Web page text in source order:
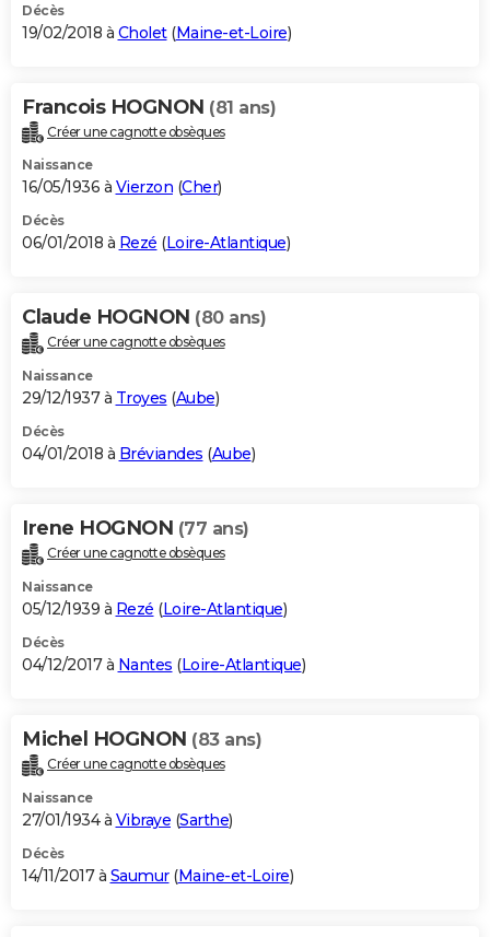
Décès
19/02/2018 à Cholet(Maine-et-Loire)
Francois HOGNON (81 ans)
Créer une cagnotte obsèques
Naissance
16/05/1936 à Vierzon (Cher)
Décès
06/01/2018 à Rezé (Loire-Atlantique)
Claude HOGNON (80 ans)
Créer une cagnotte obsèques
Naissance
29/12/1937 à Troyes (Aube)
Décès
04/01/2018 à Bréviandes (Aube)
Irene HOGNON (77 ans)
Créer une cagnotte obsèques
Naissance
05/12/1939 à Rezé (Loire-Atlantique)
Décès
04/12/2017 à Nantes (Loire-Atlantique)
Michel HOGNON (83 ans)
Créer une cagnotte obsèques
Naissance
27/01/1934 à Vibraye (Sarthe)
Décès
14/11/2017 à Saumur(Maine-et-Loire)